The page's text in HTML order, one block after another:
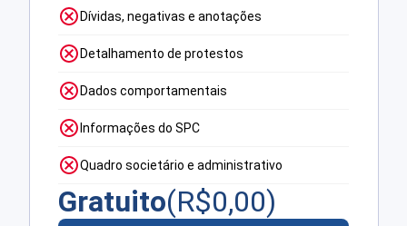
Dívidas, negativas e anotações
Detalhamento de protestos
Dados comportamentais
Informações do SPC
Quadro societário e administrativo
Gratuito(R$0,00)